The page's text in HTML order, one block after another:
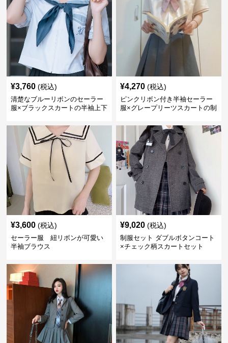
¥3,760 (税込)
清楚なブルーリボンのセーラー
服×ブラックスカートの半袖上下
¥4,270 (税込)
ピンクリボン付き半袖セーラー
服×グレープリーツスカートの制
¥3,600 (税込)
セーラー服 紐リボンが可愛い
半袖ブラウス
¥9,020 (税込)
制服セット ダブルボタンコート
×チェック柄スカートセット